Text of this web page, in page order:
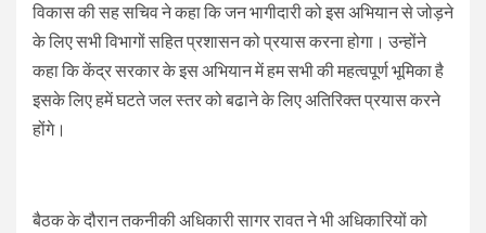
विकास की सह सचिव ने कहा कि जन भागीदारी को इस अभियान से जोड़ने
के लिए सभी विभागों सहित प्रशासन को प्रयास करना होगा। उन्होंने
कहा कि केंद्र सरकार के इस अभियान में हम सभी की महत्वपूर्ण भूमिका है
इसके लिए हमें घटते जल स्तर को बढाने के लिए अतिरिक्त प्रयास करने
होंगे।
बैठक के दौरान तकनीकी अधिकारी सागर रावत ने भी अधिकारियों को